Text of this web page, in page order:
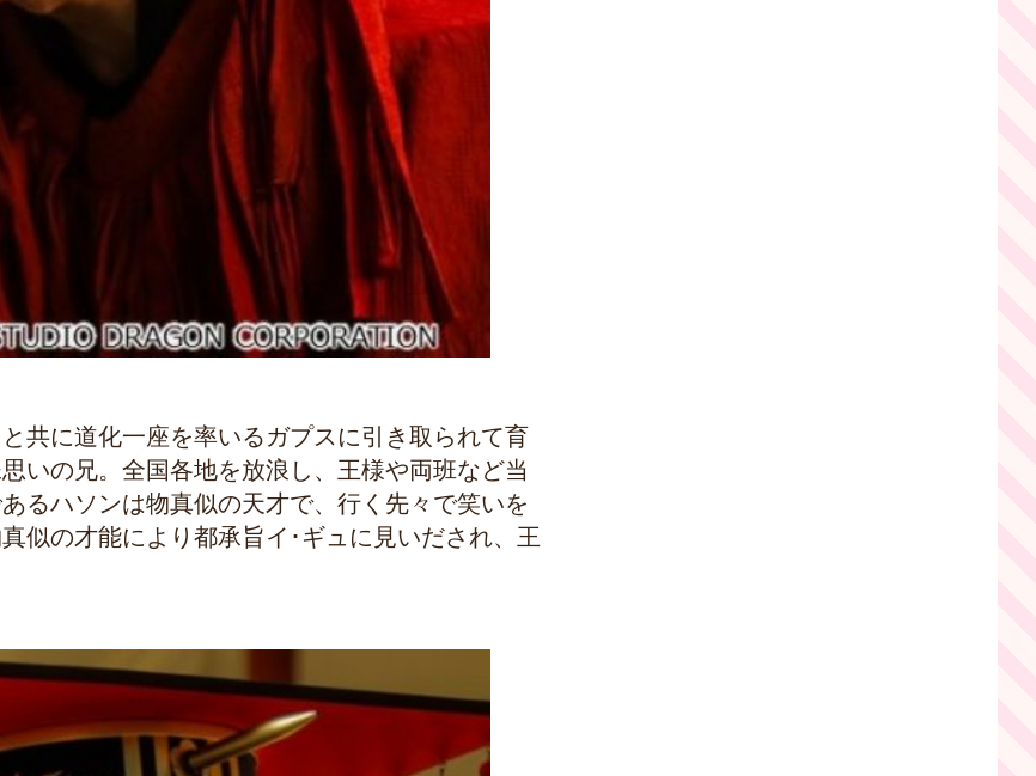
共に道化一座を率いるガプスに引き取られて育
いの兄。全国各地を放浪し、王様や両班など当
るハソンは物真似の天才で、行く先々で笑いを
似の才能により都承旨イ･ギュに見いだされ、王